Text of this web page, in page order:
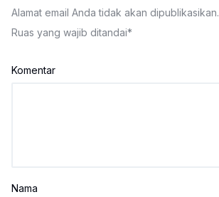
Alamat email Anda tidak akan dipublikasikan.
Ruas yang wajib ditandai*
Komentar
Nama